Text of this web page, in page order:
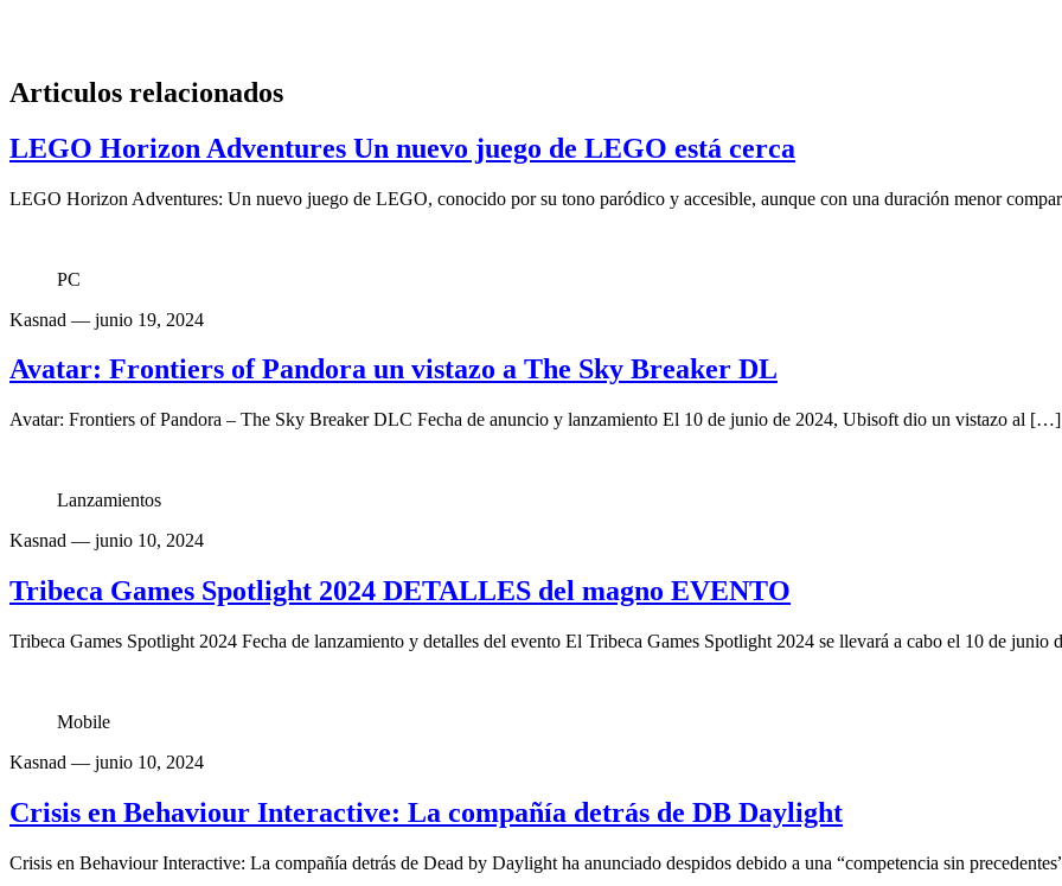
Articulos relacionados
LEGO Horizon Adventures Un nuevo juego de LEGO está cerca
LEGO Horizon Adventures: Un nuevo juego de LEGO, conocido por su tono paródico y accesible, aunque con una duración menor
PC
Kasnad — junio 19, 2024
Avatar: Frontiers of Pandora un vistazo a The Sky Breaker DL
Avatar: Frontiers of Pandora – The Sky Breaker DLC Fecha de anuncio y lanzamiento El 10 de junio de 2024, Ubisoft dio un vistazo al […]
Lanzamientos
Kasnad — junio 10, 2024
Tribeca Games Spotlight 2024 DETALLES del magno EVENTO
Tribeca Games Spotlight 2024 Fecha de lanzamiento y detalles del evento El Tribeca Games Spotlight 2024 se llevará a cabo el 10 de
Mobile
Kasnad — junio 10, 2024
Crisis en Behaviour Interactive: La compañía detrás de DB Daylight
Crisis en Behaviour Interactive: La compañía detrás de Dead by Daylight ha anunciado despidos debido a una “competencia sin